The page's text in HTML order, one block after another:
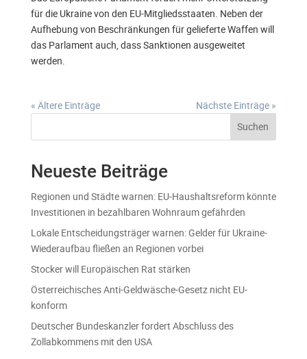
für die Ukraine von den EU-Mitgliedsstaaten. Neben der
Aufhebung von Beschränkungen für gelieferte Waffen will
das Parlament auch, dass Sanktionen ausgeweitet
werden.
« Ältere Einträge
Nächste Einträge »
Suchen
Neueste Beiträge
Regionen und Städte warnen: EU-Haushaltsreform könnte
Investitionen in bezahlbaren Wohnraum gefährden
Lokale Entscheidungsträger warnen: Gelder für Ukraine-
Wiederaufbau fließen an Regionen vorbei
Stocker will Europäischen Rat stärken
Österreichisches Anti-Geldwäsche-Gesetz nicht EU-
konform
Deutscher Bundeskanzler fordert Abschluss des
Zollabkommens mit den USA